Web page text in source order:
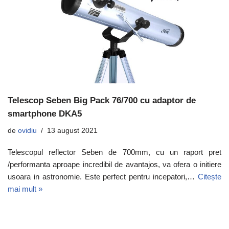
Telescop Seben Big Pack 76/700 cu adaptor de
smartphone DKA5
de ovidiu 13 august 2021
Telescopul reflector Seben de 700mm, cu un raport pret
/performanta aproape incredibil de avantajos, va ofera o initiere
usoara in astronomie. Este perfect pentru incepatori,… Citește
mai mult »